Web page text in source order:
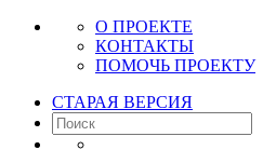
О ПРОЕКТЕ
КОНТАКТЫ
ПОМОЧЬ ПРОЕКТУ
СТАРАЯ ВЕРСИЯ